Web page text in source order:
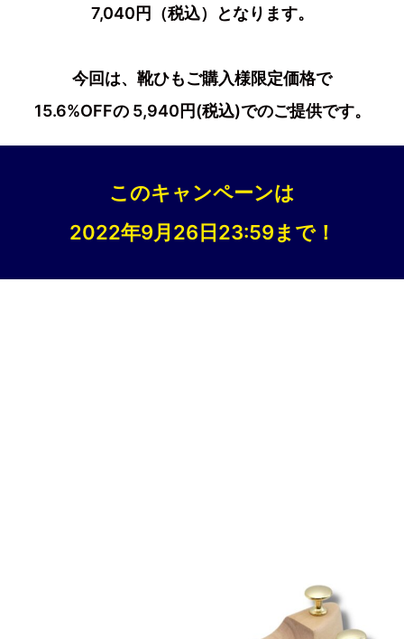
7,040円（税込）となります。
今回は、靴ひもご購入様限定価格で
15.6%OFFの 5,940円(税込)でのご提供です。
このキャンペーンは
2022年9月26日23:59まで！